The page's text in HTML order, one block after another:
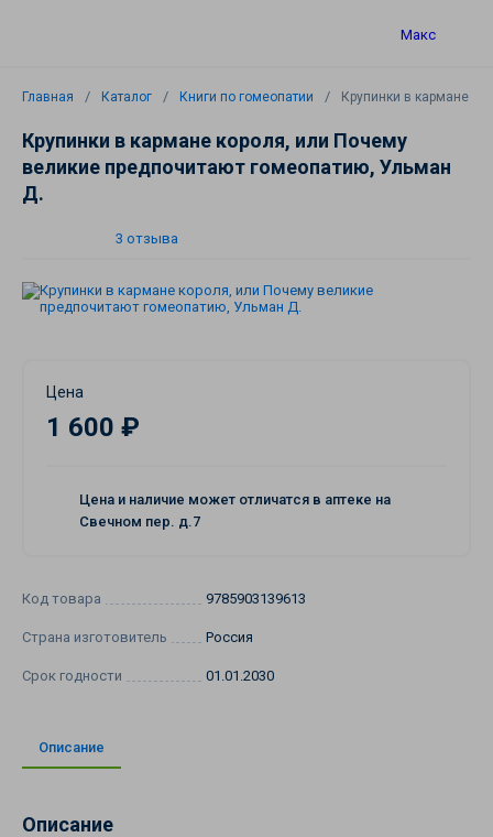
Макс
Главная Каталог Книги по гомеопатии Крупинки в кармане
Крупинки в кармане короля, или Почему
великие предпочитают гомеопатию, Ульман
Д.
3 отзыва
Код товара 9785903139613
Страна изготовитель Россия
Срок годности 01.01.2030
Цена
1 600 ₽
Цена и наличие может отличатся в аптеке на
Свечном пер. д.7
Описание
Описание